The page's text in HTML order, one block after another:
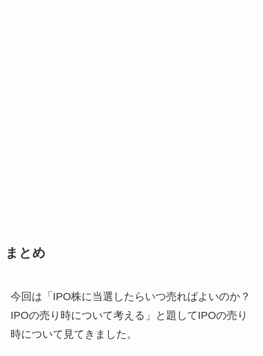
まとめ
今回は「IPO株に当選したらいつ売ればよいのか？
IPOの売り時について考える」と題してIPOの売り
時について見てきました。